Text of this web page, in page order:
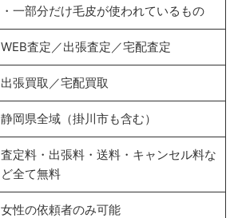
・一部分だけ毛皮が使われているもの
WEB査定／出張査定／宅配査定
出張買取／宅配買取
静岡県全域（掛川市も含む）
査定料・出張料・送料・キャンセル料な
ど全て無料
女性の依頼者のみ可能